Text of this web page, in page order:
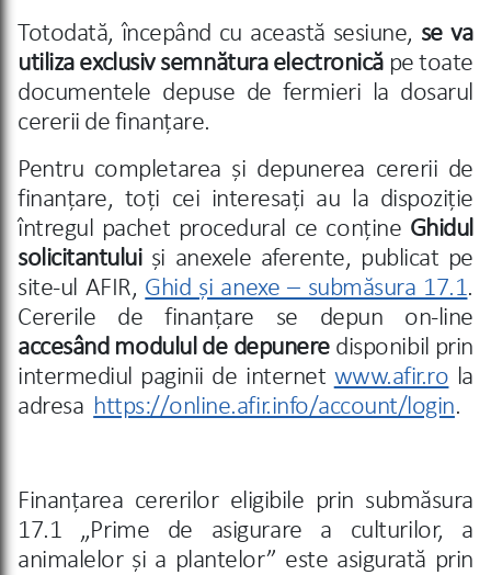
Totodată, începând cu această sesiune, se va
utiliza exclusiv semnătura electronică pe toate
documentele depuse de fermieri la dosarul
cererii de finanțare.
Pentru completarea și depunerea cererii de
finanțare, toți cei interesați au la dispoziție
întregul pachet procedural ce conține Ghidul
solicitantuluiși anexele aferente, publicat pe
site-ul AFIR, Ghid și anexe – submăsura 17.1.
Cererile de finanțare se depun on-line
accesând modulul de depunere disponibil prin
intermediul paginii de internet www.afir.ro la
adresa https://online.afir.info/account/login.
Finanțarea cererilor eligibile prin submăsura
17.1 „Prime de asigurare a culturilor, a
animalelor și a plantelor” este asigurată prin